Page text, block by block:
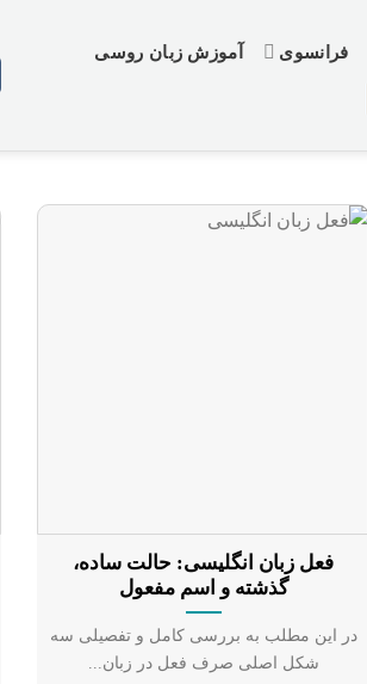
فرانسوی آموزش زبان روسی
فعل زبان انگلیسی: حالت ساده،
گذشته و اسم مفعول
در این مطلب به بررسی کامل و تفصیلی سه
شکل اصلی صرف فعل در زبان...